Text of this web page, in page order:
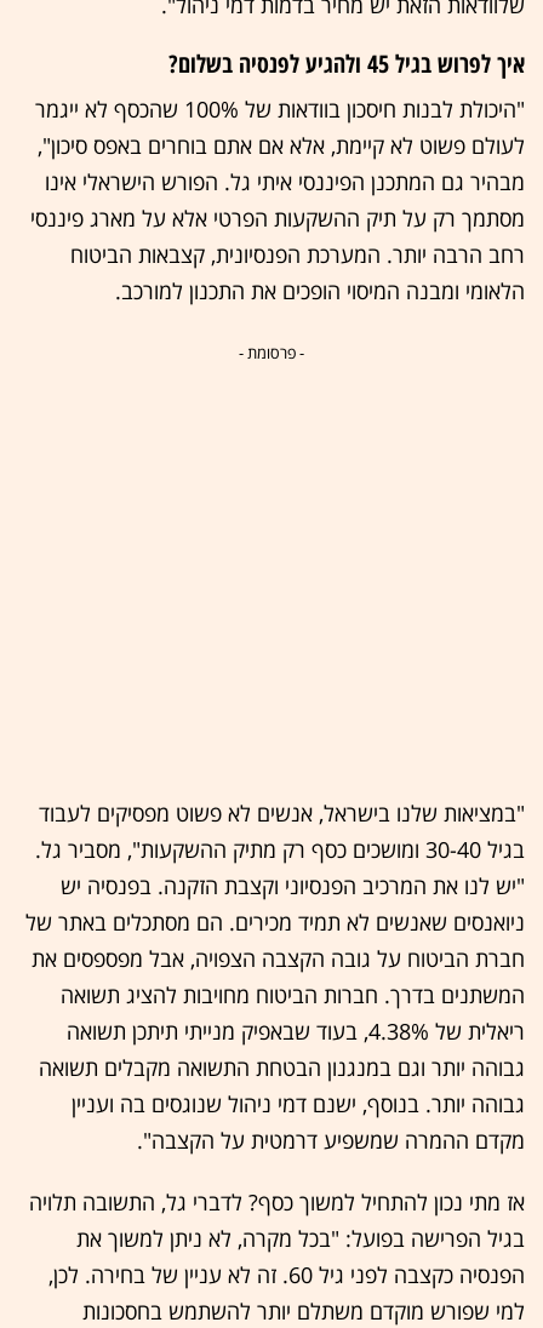
איך לפרוש בגיל 45 ולהגיע לפנסיה בשלום?
"היכולת לבנות חיסכון בוודאות של 100% שהכסף לא ייגמר
לעולם פשוט לא קיימת, אלא אם אתם בוחרים באפס סיכון",
מבהיר גם המתכנן הפיננסי איתי גל. הפורש הישראלי אינו
מסתמך רק על תיק ההשקעות הפרטי אלא על מארג פיננסי
רחב הרבה יותר. המערכת הפנסיונית, קצבאות הביטוח
הלאומי ומבנה המיסוי הופכים את התכנון למורכב.
- פרסומת -
"במציאות שלנו בישראל, אנשים לא פשוט מפסיקים לעבוד
בגיל 30-40 ומושכים כסף רק מתיק ההשקעות", מסביר גל.
"יש לנו את המרכיב הפנסיוני וקצבת הזקנה. בפנסיה יש
ניואנסים שאנשים לא תמיד מכירים. הם מסתכלים באתר של
חברת הביטוח על גובה הקצבה הצפויה, אבל מפספסים את
המשתנים בדרך. חברות הביטוח מחויבות להציג תשואה
ריאלית של 4.38%, בעוד שבאפיק מנייתי תיתכן תשואה
גבוהה יותר וגם במנגנון הבטחת התשואה מקבלים תשואה
גבוהה יותר. בנוסף, ישנם דמי ניהול שנוגסים בה ועניין
מקדם ההמרה שמשפיע דרמטית על הקצבה".
אז מתי נכון להתחיל למשוך כסף? לדברי גל, התשובה תלויה
בגיל הפרישה בפועל: "בכל מקרה, לא ניתן למשוך את
הפנסיה כקצבה לפני גיל 60. זה לא עניין של בחירה. לכן,
למי שפורש מוקדם משתלם יותר להשתמש בחסכונות